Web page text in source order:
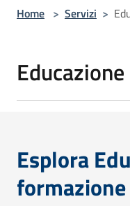
Home > Servizi >
Esplora
formazione